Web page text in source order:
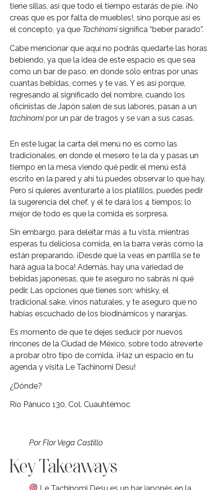
tiene sillas, así que todo el tiempo estarás de pie. ¡No
creas que es por falta de muebles!, sino porque así es
el concepto, ya que Tachinomisignifica “beber parado”.
Cabe mencionar que aquí no podrás quedarte las horas
bebiendo, ya que la idea de este espacio es que sea
como un bar de paso, en donde sólo entras por unas
cuantas bebidas, comes y te vas. Y es así porque,
regresando al significado del nombre, cuando los
oficinistas de Japón salen de sus labores, pasan a un
tachinomipor un par de tragos y se van a sus casas.
En este lugar, la carta del menú no es como las
tradicionales, en donde el mesero te la da y pasas un
tiempo en la mesa viendo qué pedir, el menú está
escrito en la pared y ahí tú puedes observar lo que hay.
Pero si quieres aventurarte a los platillos, puedes pedir
la sugerencia del chef, y él te dará los 4 tiempos; lo
mejor de todo es que la comida es sorpresa.
Sin embargo, para deleitar más a tu vista, mientras
esperas tu deliciosa comida, en la barra verás cómo la
están preparando. ¡Desde que la veas en parrilla se te
hará agua la boca! Además, hay una variedad de
bebidas japonesas, que te aseguro no sabrás ni qué
pedir. Las opciones que tienes son: whisky, el
tradicional sake, vinos naturales, y te aseguro que no
habías escuchado de los biodinámicos y naranjas.
Es momento de que te dejes seducir por nuevos
rincones de la Ciudad de México, sobre todo atreverte
a probar otro tipo de comida. ¡Haz un espacio en tu
agenda y visita Le Tachinomi Desu!
¿Dónde?
Río Pánuco 130, Col. Cuauhtémoc
Por Flor Vega Castillo
Key Takeaways
Le Tachinomi Desu es un bar japonés en la